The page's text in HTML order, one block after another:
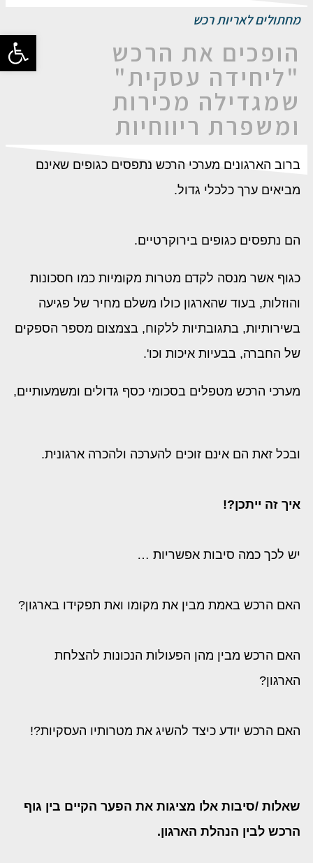
מחתולים לאריות רכש
הופכים את הרכש
"ליחידה עסקית"
שמגדילה מכירות
ומשפרת ריווחיות
ברוב הארגונים מערכי הרכש נתפסים כגופים שאינם
מביאים ערך כלכלי גדול.
הם נתפסים כגופים בירוקרטיים.
כגוף אשר מנסה לקדם מטרות מקומיות כמו חסכונות
והוזלות, בעוד שהארגון כולו משלם מחיר של פגיעה
בשירותיות, בתגובתיות ללקוח, בצמצום מספר הספקים
של החברה, בבעיות איכות וכו'.
מערכי הרכש מטפלים בסכומי כסף גדולים ומשמעותיים,
ובכל זאת הם אינם זוכים להערכה ולהכרה ארגונית.
איך זה ייתכן?!
יש לכך כמה סיבות אפשריות …
האם הרכש באמת מבין את מקומו ואת תפקידו בארגון?
האם הרכש מבין מהן הפעולות הנכונות להצלחת
הארגון?
האם הרכש יודע כיצד להשיג את מטרותיו העסקיות?!
שאלות /סיבות אלו מציגות את הפער הקיים בין גוף
הרכש לבין הנהלת הארגון.
פתח